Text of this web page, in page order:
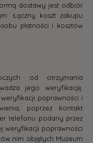
dostawy jest odbiór
Łączny koszt zakupu
płatności i kosztów
od otrzymania
jego weryfikację.
poprawności i
poprzez kontakt
telefonu podany przez
weryfikacji poprawności
nim objętych Muzeum